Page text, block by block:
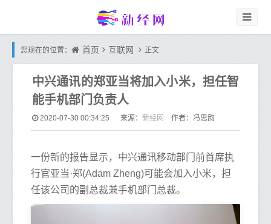
您现在的位置： 首页 互联网 正文
中兴通讯的郑亚当将加入小米，担任智
能手机部门负责人
2020-07-30 00:34:25 来源： 新经网 作者：冯思韵
一份新的报告显示，中兴通讯移动部门前首席执
行官亚当·郑(Adam Zheng)可能会加入小米，担
任该公司的副总裁兼手机部门总裁。